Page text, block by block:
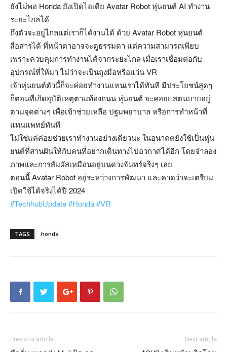
ยังไม่พอ Honda ยังเปิดไอเดีย Avatar Robot หุ่นยนต์ AI ทำงาน
ระยะไกลได้
ถึงตัวจะอยู่ไกลแต่เราก็ได้งานได้ ด้วย Avatar Robot หุ่นยนต์
สื่อสารได้ ที่หน้าตาอาจจะดูธรรมดา แต่ความสามารถเพียบ
เพราะควบคุมการทำงานได้จากระยะไกล เมื่อเราเชื่อมต่อกับ
อุปกรณ์ที่ให้มา ไม่ว่าจะเป็นถุงมือหรือแว่น VR
เจ้าหุ่นยนต์ตัวนี้ก็จะค่อยทำงานแทนเราได้ทันที มีประโยชน์สุดๆ
ก็ตอนที่เกิดอุบัติเหตุตามท้องถนน หุ่นยนต์ จะคอยแสตนบายอยู่
ตามจุดต่างๆ เพื่อเข้าช่วยเหลือ ปฐมพยาบาล หรือการทำหน้าที่
แทนแพทย์ทันที
ไม่ใช่แค่ค่อยช่วยเราทำงานอย่างเดียวนะ ในอนาคตยังใช้เป็นหุ่น
ยนต์ที่สานฝันให้กับคนที่อยากเดินทางไปอวกาศได้อีก โดยจำลอง
ภาพและการสัมผัสเหมือนอยู่บนดวงจันทร์จริงๆ เลย
ตอนนี้ Avatar Robot อยู่ระหว่างการพัฒนา และคาดว่าจะเตรียม
เปิดใช้ได้จริงได้ปี 2024
#TechhubUpdate#Honda#VR
TAGS honda
Previous article Next article